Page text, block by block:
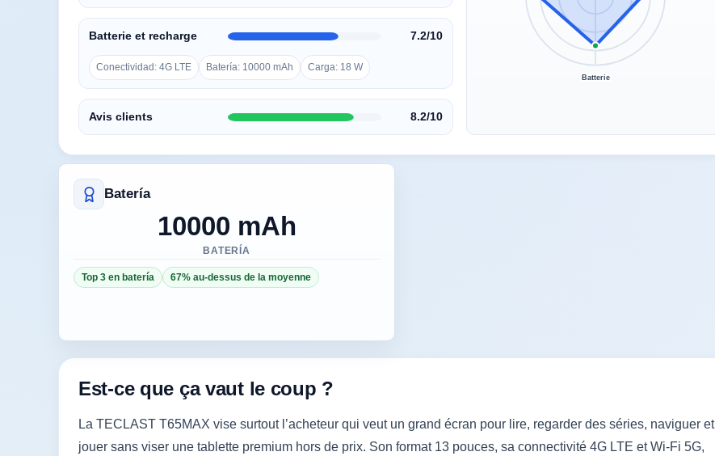
Batterie et recharge 7.2/10
Conectividad: 4G LTE Batería: 10000 mAh Carga: 18 W
Avis clients 8.2/10
Batterie
Batería
10000 mAh
BATERÍA
Top 3 en batería 67% au-dessus de la moyenne
Est-ce que ça vaut le coup ?
La TECLAST T65MAX vise surtout l’acheteur qui veut un grand écran pour lire, regarder des séries, naviguer et
jouer sans viser une tablette premium hors de prix. Son format 13 pouces, sa connectivité 4G LTE et Wi‑Fi 5G,